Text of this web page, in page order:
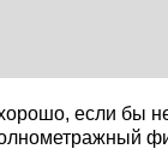
если бы